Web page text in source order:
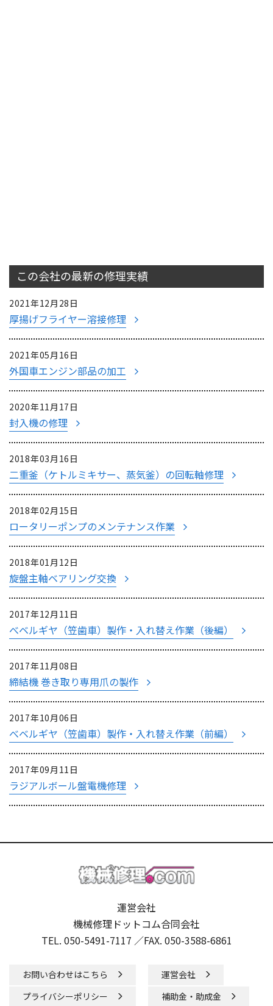
この会社の最新の修理実績
2021年12月28日
厚揚げフライヤー溶接修理
2021年05月16日
外国車エンジン部品の加工
2020年11月17日
封入機の修理
2018年03月16日
二重釜（ケトルミキサー、蒸気釜）の回転軸修理
2018年02月15日
ロータリーポンプのメンテナンス作業
2018年01月12日
旋盤主軸ベアリング交換
2017年12月11日
べベルギヤ（笠歯車）製作・入れ替え作業（後編）
2017年11月08日
締結機 巻き取り専用爪の製作
2017年10月06日
べベルギヤ（笠歯車）製作・入れ替え作業（前編）
2017年09月11日
ラジアルボール盤電機修理
運営会社
機械修理ドットコム合同会社
TEL. 050-5491-7117 ／FAX. 050-3588-6861
お問い合わせはこちら
運営会社
プライバシーポリシー
補助金・助成金